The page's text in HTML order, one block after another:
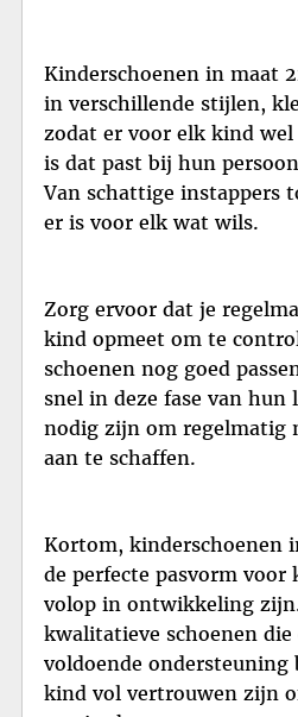
Kinderschoenen in maat
in verschillende stijlen,
zodat er voor elk kind
is dat past bij hun
Van schattige instappers
er is voor elk wat wils.
Zorg ervoor dat je
kind opmeet om te
schoenen nog goed
snel in deze fase van hun
nodig zijn om regelmatig
aan te schaffen.
Kortom, kinderschoenen
de perfecte pasvorm voor
volop in ontwikkeling
kwalitatieve schoenen
voldoende ondersteuning
kind vol vertrouwen zijn